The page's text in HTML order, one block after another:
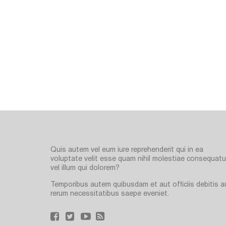
Quis autem vel eum iure reprehenderit qui in ea
voluptate velit esse quam nihil molestiae
vel illum qui dolorem?
Temporibus autem quibusdam et aut officiis debitis
rerum necessitatibus saepe eveniet.